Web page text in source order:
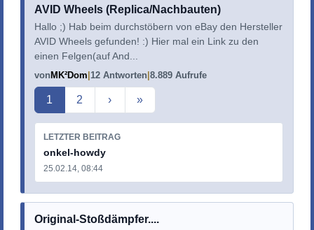
AVID Wheels (Replica/Nachbauten)
Hallo ;) Hab beim durchstöbern von eBay den Hersteller
AVID Wheels gefunden! :) Hier mal ein Link zu den
einen Felgen(auf And...
von MK²Dom 12 Antworten 8.889 Aufrufe
Aktuelle Seite
1 2 › »
LETZTER BEITRAG
onkel-howdy
25.02.14, 08:44
Original-Stoßdämpfer....